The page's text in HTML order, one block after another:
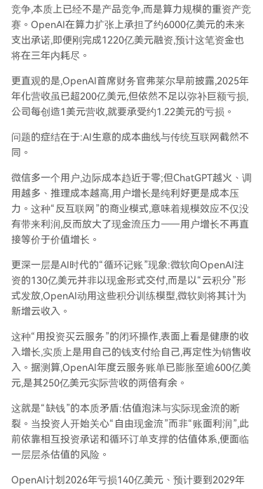
竞争,本质上已经不是产品竞争,而是算力规模的重资产竞
赛。OpenAI在算力扩张上承担了约6000亿美元的未来
支出承诺,即便刚完成1220亿美元融资,预计这笔资金也
将在三年内耗尽。
更直观的是,OpenAI首席财务官弗莱尔早前披露,2025年
年化营收虽已超200亿美元,但依然不足以弥补巨额亏损,
公司每创造1美元营收,就要承受约1.22美元的亏损。
问题的症结在于:AI生意的成本曲线与传统互联网截然不
同。
微信多一个用户,边际成本趋近于零;但ChatGPT越火、调
用越多、推理成本越高,用户增长是纯利好更是成本压
力。这种“反互联网”的商业模式,意味着规模效应不仅没
有带来利润,反而放大了现金流压力——用户增长不再直
接等价于价值增长。
更深一层是AI时代的“循环记账”现象:微软向OpenAI注
资的130亿美元并非以现金形式交付,而是以“云积分”形
式发放,OpenAI动用这些积分训练模型,微软则将其计为
新增云收入。
这种“用投资买云服务”的闭环操作,表面上看是健康的收
入增长,实质上是用自己的钱支付给自己,再定性为销售收
入。据测算,OpenAI年度云服务账单已膨胀至逾600亿美
元,是其250亿美元实际营收的两倍有余。
这就是“缺钱”的本质矛盾:估值泡沫与实际现金流的断
裂。当投资人开始关心“自由现金流”而非“账面利润”,此
前依靠相互投资承诺和循环订单支撑的估值体系,便面临
一层层杀估值的风险。
OpenAI计划2026年亏损140亿美元、预计要到2029年